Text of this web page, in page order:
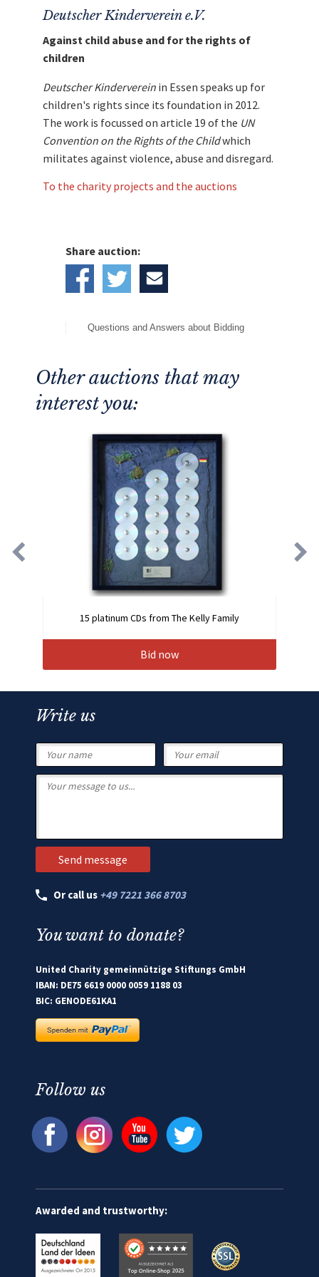
Deutscher Kinderverein e.V.
Against child abuse and for the rights of
children
Deutscher Kinderverein in Essen speaks up for
children's rights since its foundation in 2012.
The work is focussed on article 19 of the UN
Convention on the Rights of the Childwhich
militates against violence, abuse and disregard.
To the charity projects and the auctions
Share auction:
Questions and Answers about Bidding
Other auctions that may
interest you:
15 platinum CDs from The Kelly Family
Bid now
Write us
Or call us +49 7221 366 8703
You want to donate?
United Charity gemeinnützige Stiftungs GmbH
IBAN: DE75 6619 0000 0059 1188 03
BIC: GENODE61KA1
Follow us
Awarded and trustworthy: